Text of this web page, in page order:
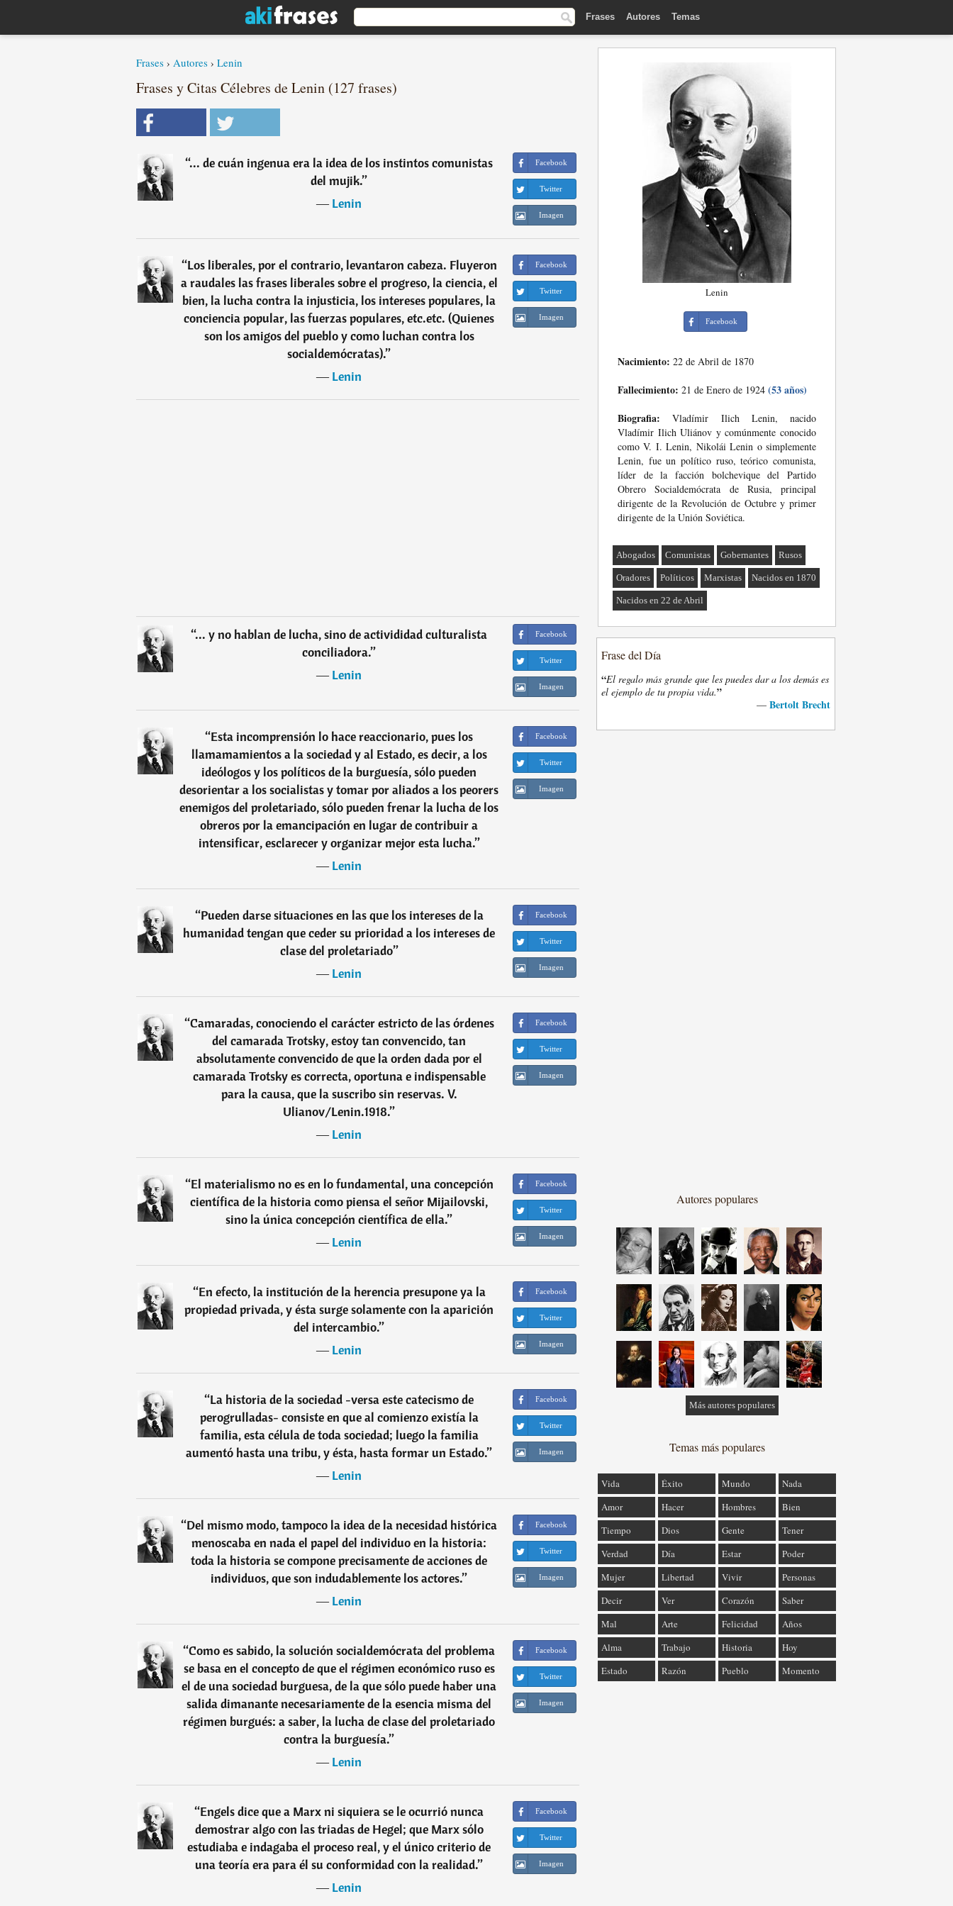
Frases Autores Temas
Frases › Autores › Lenin
Frases y Citas Célebres de Lenin (127 frases)
“... de cuán ingenua era la idea de los instintos comunistas
del mujik.”
―Lenin
Facebook
Twitter
Imagen
“Los liberales, por el contrario, levantaron cabeza. Fluyeron
a raudales las frases liberales sobre el progreso, la ciencia, el
bien, la lucha contra la injusticia, los intereses populares, la
conciencia popular, las fuerzas populares, etc.etc. (Quienes
son los amigos del pueblo y como luchan contra los
socialdemócratas).”
―Lenin
Facebook
Twitter
Imagen
“... y no hablan de lucha, sino de activididad culturalista
conciliadora.”
―Lenin
Facebook
Twitter
Imagen
“Esta incomprensión lo hace reaccionario, pues los
llamamamientos a la sociedad y al Estado, es decir, a los
ideólogos y los políticos de la burguesía, sólo pueden
desorientar a los socialistas y tomar por aliados a los peorers
enemigos del proletariado, sólo pueden frenar la lucha de los
obreros por la emancipación en lugar de contribuir a
intensificar, esclarecer y organizar mejor esta lucha.”
―Lenin
Facebook
Twitter
Imagen
“Pueden darse situaciones en las que los intereses de la
humanidad tengan que ceder su prioridad a los intereses de
clase del proletariado”
―Lenin
Facebook
Twitter
Imagen
“Camaradas, conociendo el carác­ter estricto de las órdenes
del camarada Trotsky, estoy tan convencido, tan
absolutamente convencido de que la orden dada por el
camarada Trotsky es correcta, oportuna e indispensable
para la causa, que la sus­cribo sin reservas. V.
Ulianov/Lenin.1918.”
―Lenin
Facebook
Twitter
Imagen
“El materialismo no es en lo fundamental, una concepción
científica de la historia como piensa el señor Mijailovski,
sino la única concepción científica de ella.”
―Lenin
Facebook
Twitter
Imagen
“En efecto, la institución de la herencia presupone ya la
propiedad privada, y ésta surge solamente con la aparición
del intercambio.”
―Lenin
Facebook
Twitter
Imagen
“La historia de la sociedad -versa este catecismo de
perogrulladas- consiste en que al comienzo existía la
familia, esta célula de toda sociedad; luego la familia
aumentó hasta una tribu, y ésta, hasta formar un Estado.”
―Lenin
Facebook
Twitter
Imagen
“Del mismo modo, tampoco la idea de la necesidad histórica
menoscaba en nada el papel del individuo en la historia:
toda la historia se compone precisamente de acciones de
individuos, que son indudablemente los actores.”
―Lenin
Facebook
Twitter
Imagen
“Como es sabido, la solución socialdemócrata del problema
se basa en el concepto de que el régimen económico ruso es
el de una sociedad burguesa, de la que sólo puede haber una
salida dimanante necesariamente de la esencia misma del
régimen burgués: a saber, la lucha de clase del proletariado
contra la burguesía.”
―Lenin
Facebook
Twitter
Imagen
“Engels dice que a Marx ni siquiera se le ocurrió nunca
demostrar algo con las triadas de Hegel; que Marx sólo
estudiaba e indagaba el proceso real, y el único criterio de
una teoría era para él su conformidad con la realidad.”
―Lenin
Facebook
Twitter
Imagen
Lenin
Facebook
Nacimiento: 22 de Abril de 1870
Fallecimiento: 21 de Enero de 1924 (53 años)
Biografia: Vladímir Ilich Lenin, nacido
Vladímir Ilich Uliánov y comúnmente conocido
como V. I. Lenin, Nikolái Lenin o simplemente
Lenin, fue un político ruso, teórico comunista,
líder de la facción bolchevique del Partido
Obrero Socialdemócrata de Rusia, principal
dirigente de la Revolución de Octubre y primer
dirigente de la Unión Soviética.
Abogados Comunistas Gobernantes Rusos
Oradores Políticos Marxistas Nacidos en 1870
Nacidos en 22 de Abril
Frase del Día
“El regalo más grande que les puedes dar a los demás es
el ejemplo de tu propia vida.”
— Bertolt Brecht
Autores populares
Más autores populares
Temas más populares
Vida Éxito Mundo
Nada
Amor
Hacer Hombres
Bien
Tiempo
Dios Gente
Tener
Verdad
Día Estar
Poder
Mujer
Libertad Vivir
Personas
Decir
Ver Corazón
Saber
Mal
Arte Felicidad
Años
Alma
Trabajo Historia
Hoy
Estado
Razón Pueblo Momento